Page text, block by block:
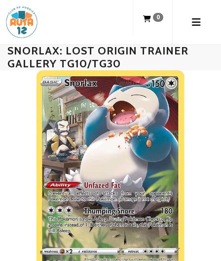
0
SNORLAX: LOST ORIGIN TRAINER
GALLERY TG10/TG30